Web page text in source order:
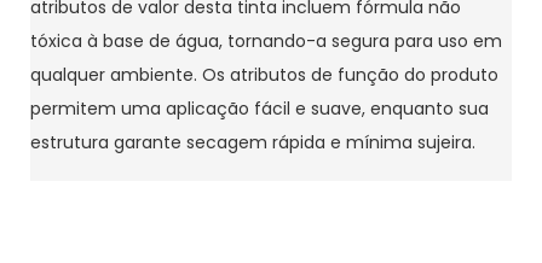
atributos de valor desta tinta incluem fórmula não
tóxica à base de água, tornando-a segura para uso em
qualquer ambiente. Os atributos de função do produto
permitem uma aplicação fácil e suave, enquanto sua
estrutura garante secagem rápida e mínima sujeira.